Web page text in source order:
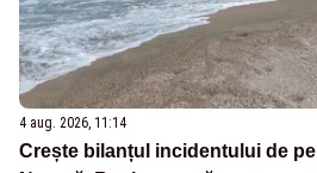
4 aug. 2026, 11:14
Crește bilanțul incidentului de